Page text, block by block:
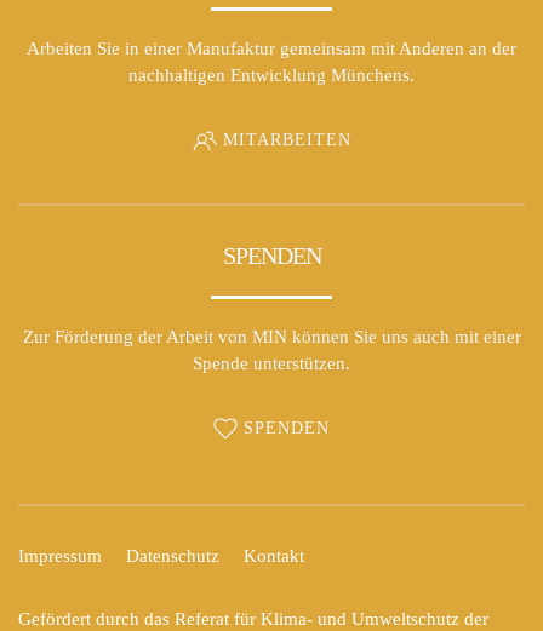
Arbeiten Sie in einer Manufaktur gemeinsam mit Anderen an der
nachhaltigen Entwicklung Münchens.
MITARBEITEN
SPENDEN
Zur Förderung der Arbeit von MIN können Sie uns auch mit einer
Spende unterstützen.
SPENDEN
Impressum Datenschutz Kontakt
Gefördert durch das Referat für Klima- und Umweltschutz der